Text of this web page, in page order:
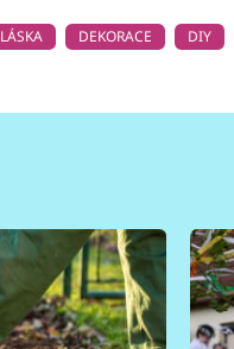
LÁSKA DEKORACE DIY